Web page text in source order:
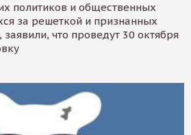
политиков и общественных
за решеткой и признанных
что проведут 30 октября